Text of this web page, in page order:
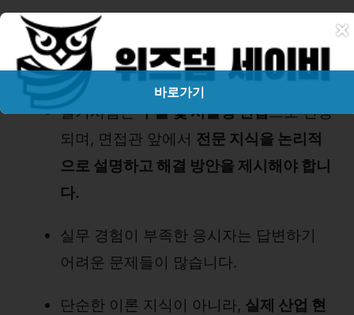
입니다.
2. 실기시험(면접) 난이도
실기시험은구술 및 서술형 면접으로 진행
되며, 면접관 앞에서 전문 지식을 논리적
으로 설명하고 해결 방안을 제시해야 합니
다.
실무 경험이 부족한 응시자는 답변하기
어려운 문제들이 많습니다.
단순한 이론 지식이 아니라, 실제 산업 현
×
바로가기